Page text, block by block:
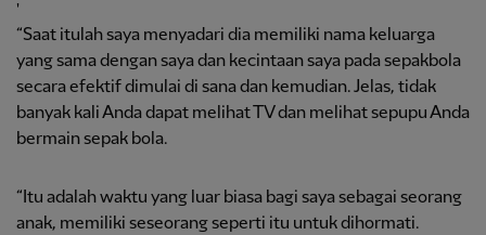
'
“Saat itulah saya menyadari dia memiliki nama keluarga
yang sama dengan saya dan kecintaan saya pada sepakbola
secara efektif dimulai di sana dan kemudian. Jelas, tidak
banyak kali Anda dapat melihat TV dan melihat sepupu Anda
bermain sepak bola.
“Itu adalah waktu yang luar biasa bagi saya sebagai seorang
anak, memiliki seseorang seperti itu untuk dihormati.